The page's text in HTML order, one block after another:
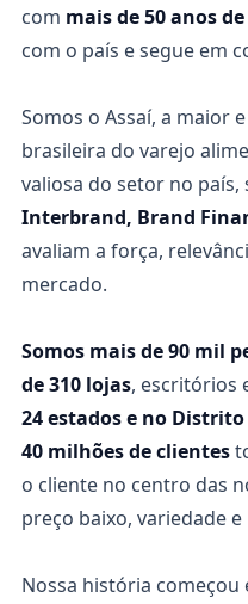
com mais de 50 anos
com o país e segue em
Somos o Assaí, a maior
brasileira do varejo
valiosa do setor no
Interbrand, Brand
avaliam a força,
mercado.
Somos mais de 90 mil
de 310 lojas, escritórios
24 estados e no Distrito
40 milhões de clientes
o cliente no centro das
preço baixo, variedade
Nossa história começou